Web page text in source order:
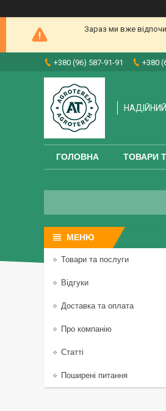
Зараз ми вже
+380 (96) 587-91-91 +380
ГОЛОВНА ТОВАРИ
Товари та послуги
Відгуки
Доставка та оплата
Про компанію
Статті
Поширені питання